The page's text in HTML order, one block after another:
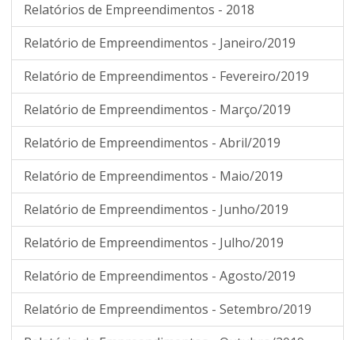
Relatórios de Empreendimentos - 2018
Relatório de Empreendimentos - Janeiro/2019
Relatório de Empreendimentos - Fevereiro/2019
Relatório de Empreendimentos - Março/2019
Relatório de Empreendimentos - Abril/2019
Relatório de Empreendimentos - Maio/2019
Relatório de Empreendimentos - Junho/2019
Relatório de Empreendimentos - Julho/2019
Relatório de Empreendimentos - Agosto/2019
Relatório de Empreendimentos - Setembro/2019